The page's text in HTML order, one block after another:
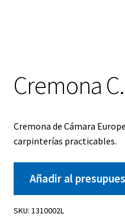
Cremona
Cremona de Cámara
carpinterías practicables.
Añadir al
SKU: 1310002L